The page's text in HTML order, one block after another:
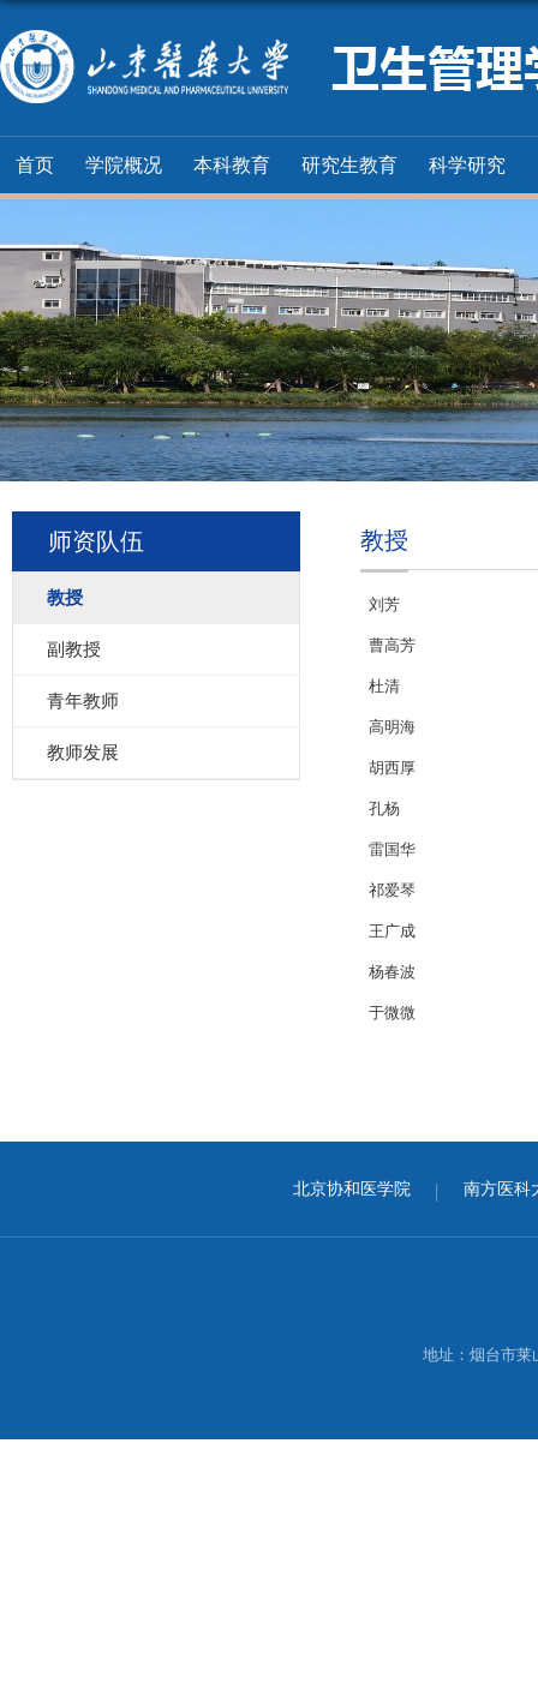
首页 学院概况 本科教育 研究生教育 科学研究
师资队伍
教授
副教授
青年教师
教师发展
教授
刘芳
曹高芳
杜清
高明海
胡西厚
孔杨
雷国华
祁爱琴
王广成
杨春波
于微微
北京协和医学院 南方医科
地址：烟台市莱